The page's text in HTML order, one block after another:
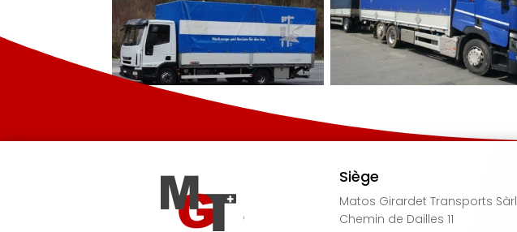
Siège
Matos Girardet Transports Sàrl
Chemin de Dailles 11